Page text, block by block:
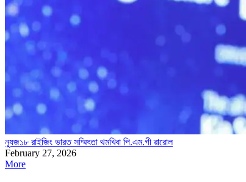
ন্যুজ১৮ রাইজিং ভারত সম্মিৎতা থমখিবা পি.এম.গী ৱারোল
February 27, 2026
More